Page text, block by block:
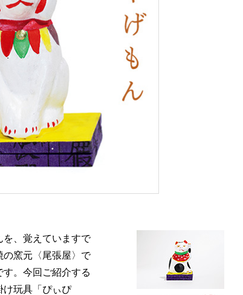
を、覚えていますで
窯元〈尾張屋〉で
。今回ご紹介する
け玩具「ぴぃぴ